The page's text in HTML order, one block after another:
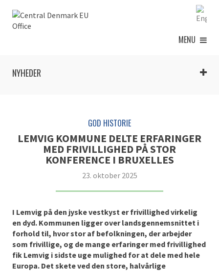
MENU
NYHEDER
GOD HISTORIE
LEMVIG KOMMUNE DELTE ERFARINGER
MED FRIVILLIGHED PÅ STOR
KONFERENCE I BRUXELLES
23. oktober 2025
I Lemvig på den jyske vestkyst er frivillighed virkelig
en dyd. Kommunen ligger over landsgennemsnittet i
forhold til, hvor stor af befolkningen, der arbejder
som frivillige, og de mange erfaringer med frivillighed
fik Lemvig i sidste uge mulighed for at dele med hele
Europa. Det skete ved den store, halvårlige